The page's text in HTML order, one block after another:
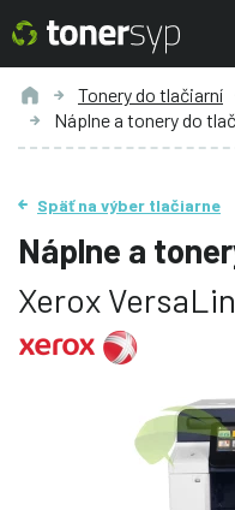
Tonery do tlačiarní
Náplne a tonery do
Späť na výber tlačiarne
Náplne a
Xerox